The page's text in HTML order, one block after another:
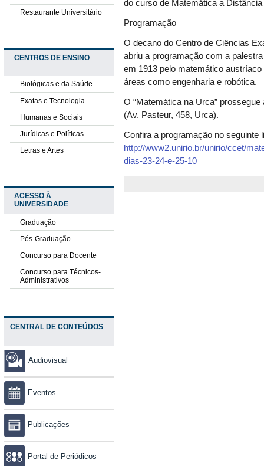
Restaurante Universitário
CENTROS DE ENSINO
Biológicas e da Saúde
Exatas e Tecnologia
Humanas e Sociais
Jurídicas e Políticas
Letras e Artes
ACESSO À
UNIVERSIDADE
Graduação
Pós-Graduação
Concurso para Docente
Concurso para Técnicos-
Administrativos
CENTRAL DE CONTEÚDOS
Audiovisual
Eventos
Publicações
Portal de Periódicos
do curso de Matemática a
Programação
O decano do Centro de Ciências
abriu a programação com a
em 1913 pelo matemático
áreas como engenharia e robótica.
O “Matemática na Urca”
(Av. Pasteur, 458, Urca).
Confira a programação no seguinte
http://www2.unirio.br/unirio/ccet/
dias-23-24-e-25-10